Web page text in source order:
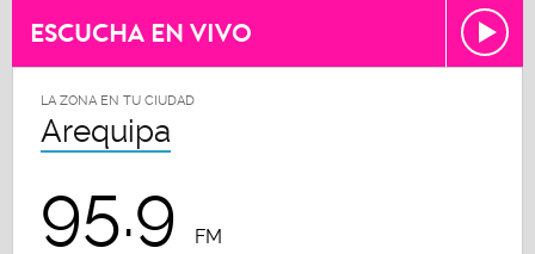
ESCUCHA EN VIVO
LA ZONA EN TU CIUDAD
Arequipa
95.9 FM